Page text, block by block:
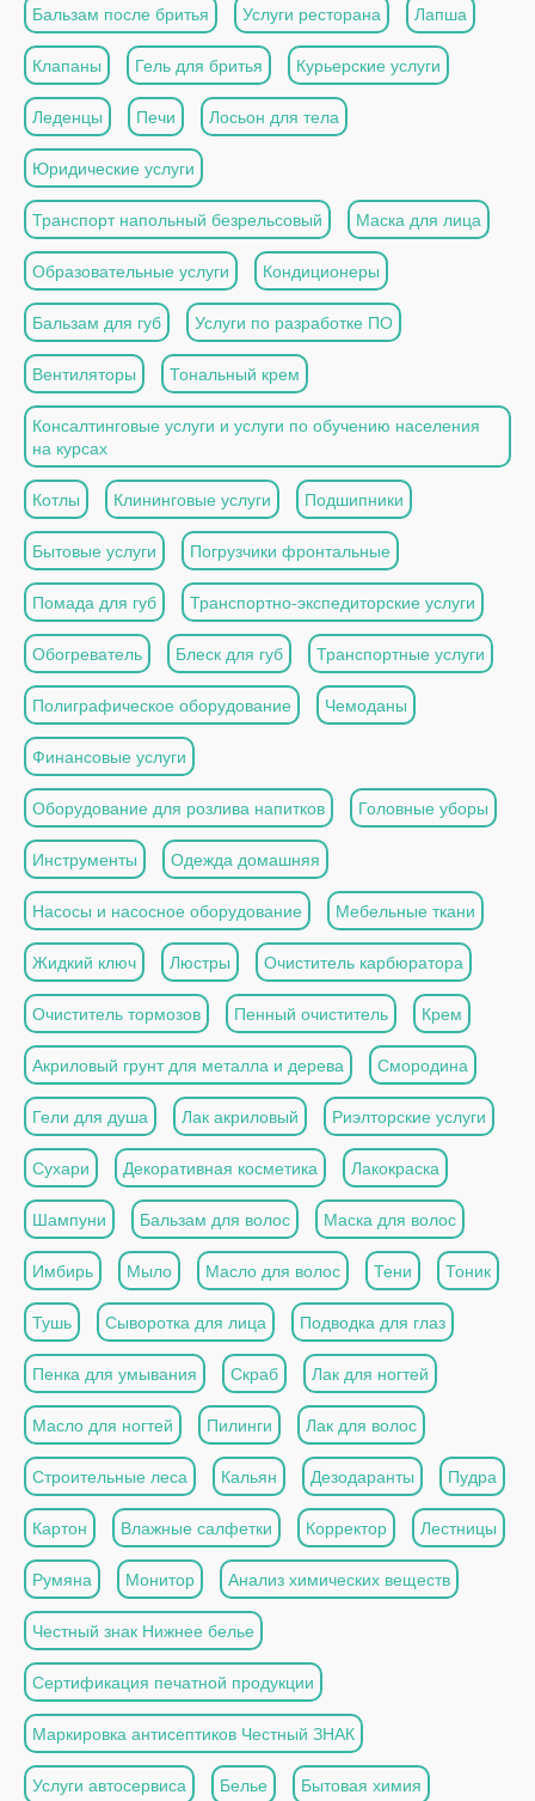
Бальзам после бритья Услуги ресторана Лапша
Клапаны Гель для бритья Курьерские услуги
Леденцы Печи Лосьон для тела
Юридические услуги
Транспорт напольный безрельсовый Маска для лица
Образовательные услуги Кондиционеры
Бальзам для губ Услуги по разработке ПО
Вентиляторы Тональный крем
Консалтинговые услуги и услуги по обучению населения
на курсах
Котлы Клининговые услуги Подшипники
Бытовые услуги Погрузчики фронтальные
Помада для губ Транспортно-экспедиторские услуги
Обогреватель Блеск для губ Транспортные услуги
Полиграфическое оборудование Чемоданы
Финансовые услуги
Оборудование для розлива напитков Головные уборы
Инструменты Одежда домашняя
Насосы и насосное оборудование Мебельные ткани
Жидкий ключ Люстры Очиститель карбюратора
Очиститель тормозов Пенный очиститель Крем
Акриловый грунт для металла и дерева Смородина
Гели для душа Лак акриловый Риэлторские услуги
Сухари Декоративная косметика Лакокраска
Шампуни Бальзам для волос Маска для волос
Имбирь Мыло Масло для волос Тени Тоник
Тушь Сыворотка для лица Подводка для глаз
Пенка для умывания Скраб Лак для ногтей
Масло для ногтей Пилинги Лак для волос
Строительные леса Кальян Дезодаранты Пудра
Картон Влажные салфетки Корректор Лестницы
Румяна Монитор Анализ химических веществ
Честный знак Нижнее белье
Сертификация печатной продукции
Маркировка антисептиков Честный ЗНАК
Услуги автосервиса Белье Бытовая химия